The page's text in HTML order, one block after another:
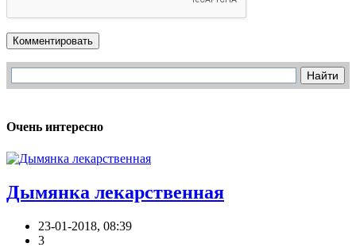
Комментировать
Очень интересно
Дымянка лекарственная
23-01-2018, 08:39
3